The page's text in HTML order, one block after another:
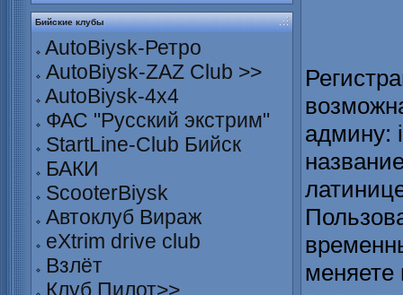
Бийские клубы
AutoBiysk-Ретро
AutoBiysk-ZAZ Club >>
AutoBiysk-4x4
ФАС "Русский экстрим"
StartLine-Club Бийск
БАКИ
ScooterBiysk
Автоклуб Вираж
eXtrim drive club
Взлёт
Клуб Пилот>>
админу:
меняете